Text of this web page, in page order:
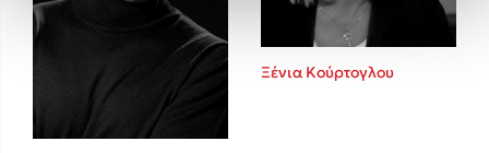
Ξένια Κούρτογλου